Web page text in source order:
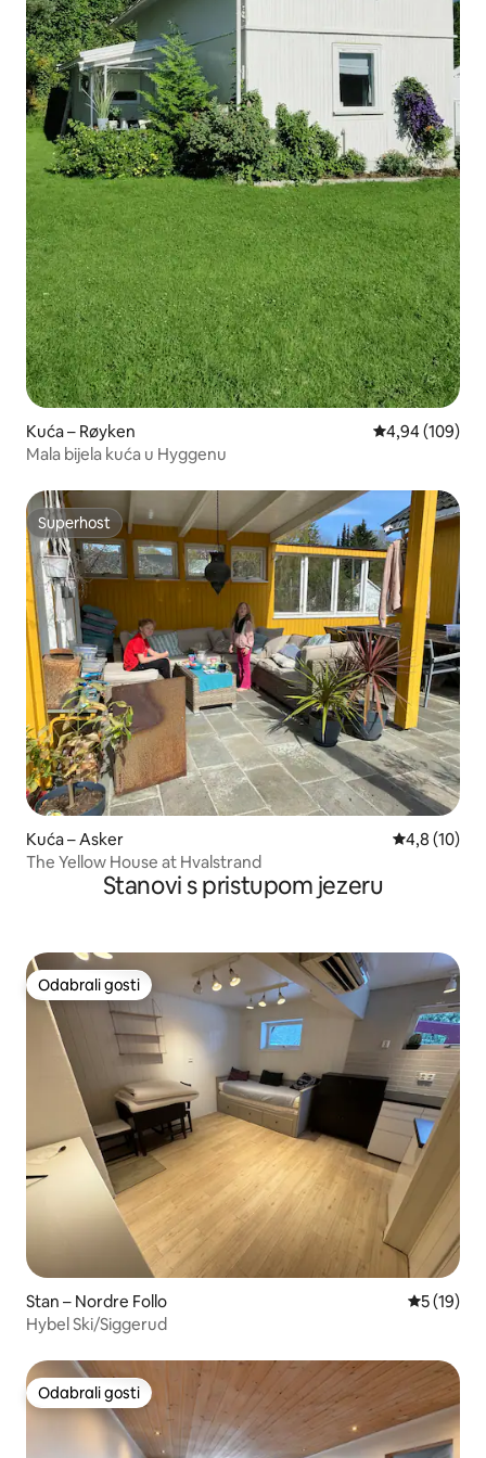
Kuća – Røyken Prosječna
4,94 (109)
Mala bijela kuća u Hyggenu
Superhost
Superhost
Kuća – Asker Prosječna
4,8 (10)
The Yellow House at Hvalstrand
Stanovi s pristupom jezeru
Odabrali gosti
Odabrali gosti
Stan – Nordre Follo Prosječna
5 (19)
Hybel Ski/Siggerud
Odabrali gosti
Odabrali gosti